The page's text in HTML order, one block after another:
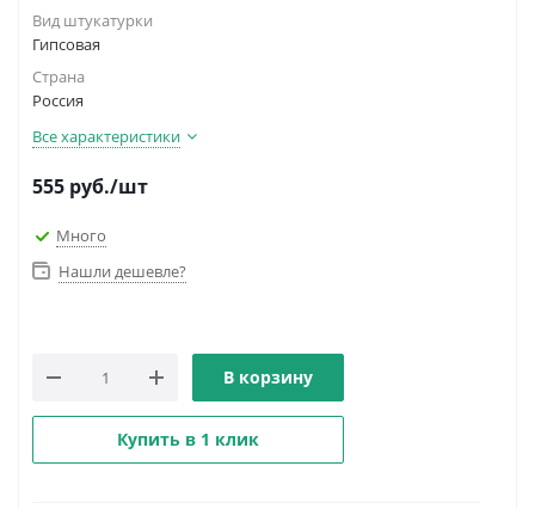
Вид штукатурки
Гипсовая
Страна
Россия
Все характеристики
555 руб./шт
Много
Нашли дешевле?
В корзину
Купить в 1 клик